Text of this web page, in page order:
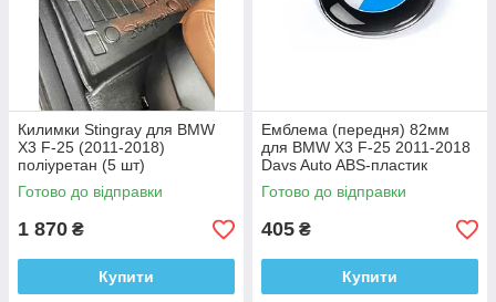
Килимки Stingray для BMW
X3 F-25 (2011-2018)
поліуретан (5 шт)
Готово до відправки
1 870 ₴
Купити
Емблема (передня) 82мм
для BMW X3 F-25 2011-2018
Davs Auto ABS-пластик
Готово до відправки
405 ₴
Купити